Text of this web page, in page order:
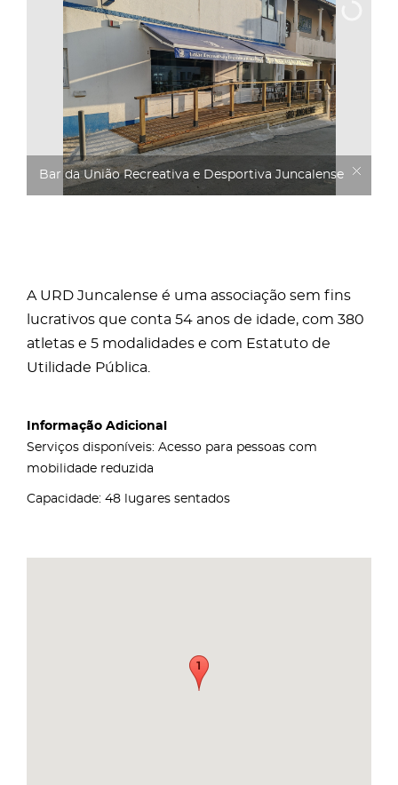
Bar da União Recreativa e Desportiva Juncalense
A URD Juncalense é uma associação sem fins
lucrativos que conta 54 anos de idade, com 380
atletas e 5 modalidades e com Estatuto de
Utilidade Pública.
Informação Adicional
Serviços disponíveis: Acesso para pessoas com
mobilidade reduzida
Capacidade: 48 lugares sentados